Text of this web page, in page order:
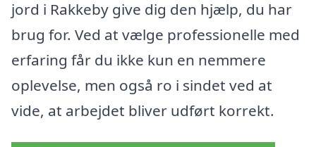
jord i Rakkeby give dig den hjælp, du har
brug for. Ved at vælge professionelle med
erfaring får du ikke kun en nemmere
oplevelse, men også ro i sindet ved at
vide, at arbejdet bliver udført korrekt.